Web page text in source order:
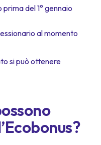
del 1° gennaio
al momento
si può ottenere